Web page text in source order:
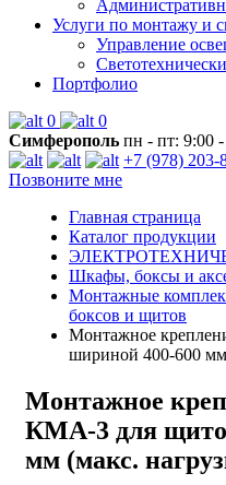
Услуги по монтажу и
Управление
Портфолио
0
0
Симферополь пн - пт: 9:00
+7 (978) 203-
Позвоните мне
Главная страница
Каталог продукции
Шкафы, боксы и
Монтажные
боксов и щитов
Монтажное
шириной 400-600 мм
Монтажное
КМА-3 для
мм (макс.